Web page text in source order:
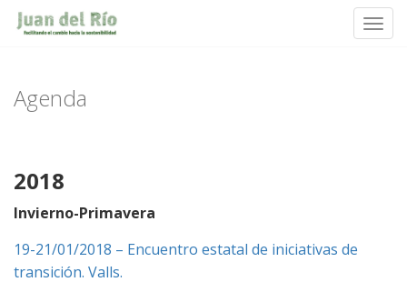
content
Agenda
2018
Invierno-Primavera
19-21/01/2018 – Encuentro estatal de iniciativas de
transición. Valls.